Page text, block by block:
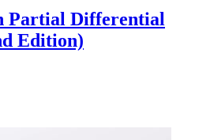
Partial Differential
Edition)